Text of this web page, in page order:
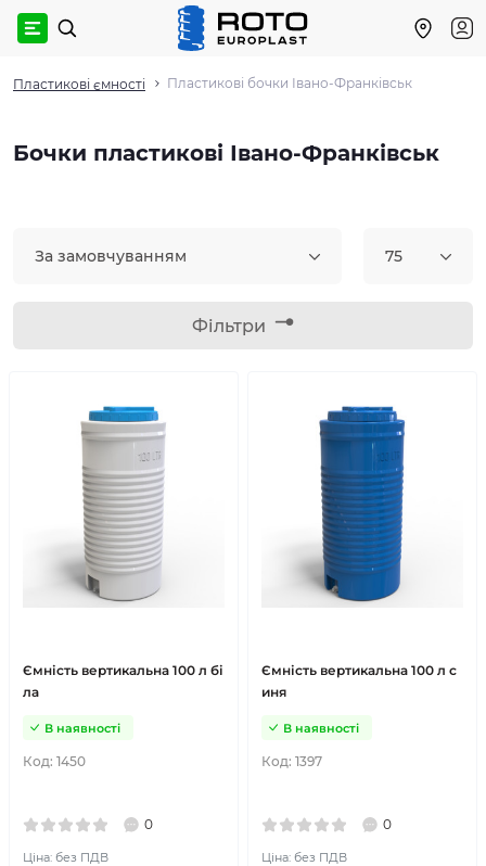
Пластикові ємності Пластикові бочки Івано-Франківськ
Бочки пластикові Івано-Франківськ
За замовчуванням 75
Фільтри
Ємність вертикальна 100 л бі
ла
Код: 1450
В наявності
0
Ціна: без ПДВ
Ємність вертикальна 100 л с
иня
Код: 1397
В наявності
0
Ціна: без ПДВ